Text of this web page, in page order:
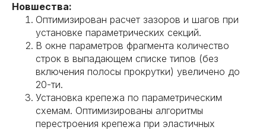
Новшества:
Оптимизирован расчет зазоров и шагов при
установке параметрических секций.
В окне параметров фрагмента количество
строк в выпадающем списке типов (без
включения полосы прокрутки) увеличено до
20-ти.
Установка крепежа по параметрическим
схемам. Оптимизированы алгоритмы
перестроения крепежа при эластичных